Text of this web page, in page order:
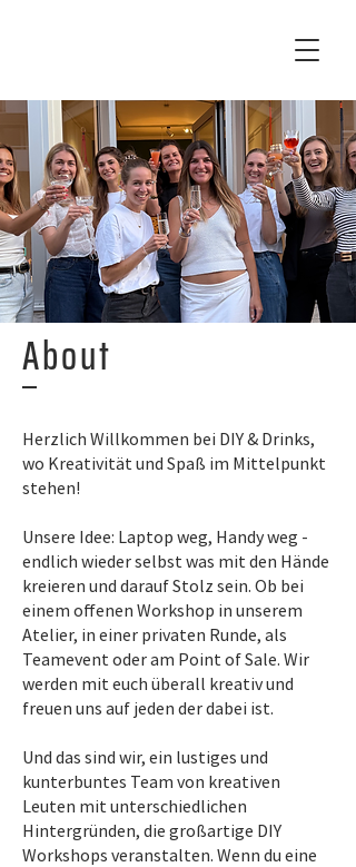
About
Herzlich Willkommen bei DIY & Drinks,
wo Kreativität und Spaß im Mittelpunkt
stehen!
Unsere Idee: Laptop weg, Handy weg -
endlich wieder selbst was mit den Hände
kreieren und darauf Stolz sein. Ob bei
einem offenen Workshop in unserem
Atelier, in einer privaten Runde, als
Teamevent oder am Point of Sale. Wir
werden mit euch überall kreativ und
freuen uns auf jeden der dabei ist.
Und das sind wir, ein lustiges und
kunterbuntes Team von kreativen
Leuten mit unterschiedlichen
Hintergründen, die großartige DIY
Workshops veranstalten. Wenn du eine